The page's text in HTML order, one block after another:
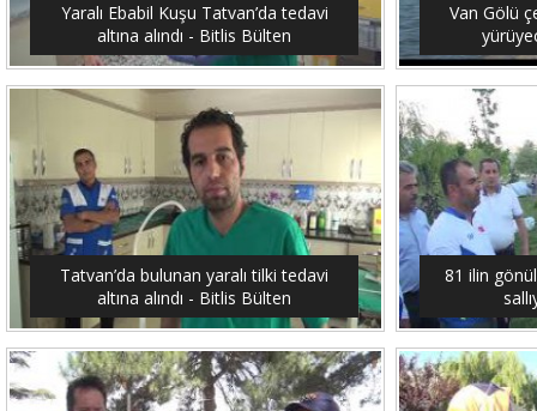
Yaralı Ebabil Kuşu Tatvan’da tedavi
altına alındı - Bitlis Bülten
Van Gölü
Tatvan’da bulunan yaralı tilki tedavi
altına alındı - Bitlis Bülten
81 ilin